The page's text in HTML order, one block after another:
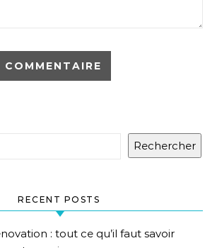
Rechercher
RECENT POSTS
: tout ce qu’il faut savoir